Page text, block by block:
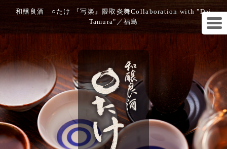
和醸良酒 ○たけ 『写楽』隈取炎舞Collaboration with "Dai
Tamura"／福島